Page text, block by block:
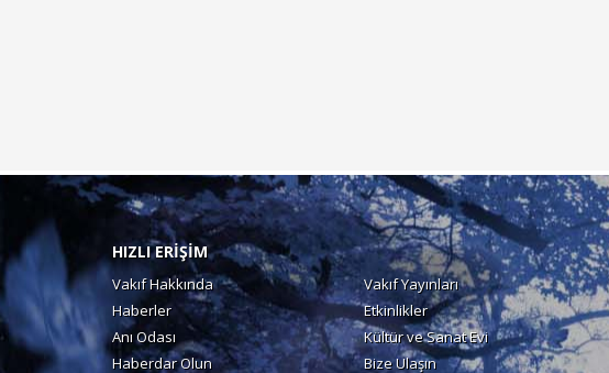
HIZLI ERİŞİM
Vakıf Hakkında
Vakıf Yayınları
Haberler
Etkinlikler
Anı Odası
Kültür ve Sanat Evi
Haberdar Olun
Bize Ulaşın